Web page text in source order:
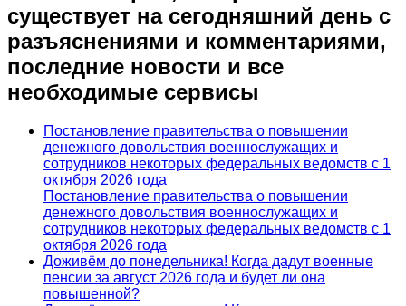
существует на сегодняшний день с
разъяснениями и комментариями,
последние новости и все
необходимые сервисы
Постановление правительства о повышении
денежного довольствия военнослужащих и
сотрудников некоторых федеральных ведомств с 1
октября 2026 года
Постановление правительства о повышении
денежного довольствия военнослужащих и
сотрудников некоторых федеральных ведомств с 1
октября 2026 года
Доживём до понедельника! Когда дадут военные
пенсии за август 2026 года и будет ли она
повышенной?